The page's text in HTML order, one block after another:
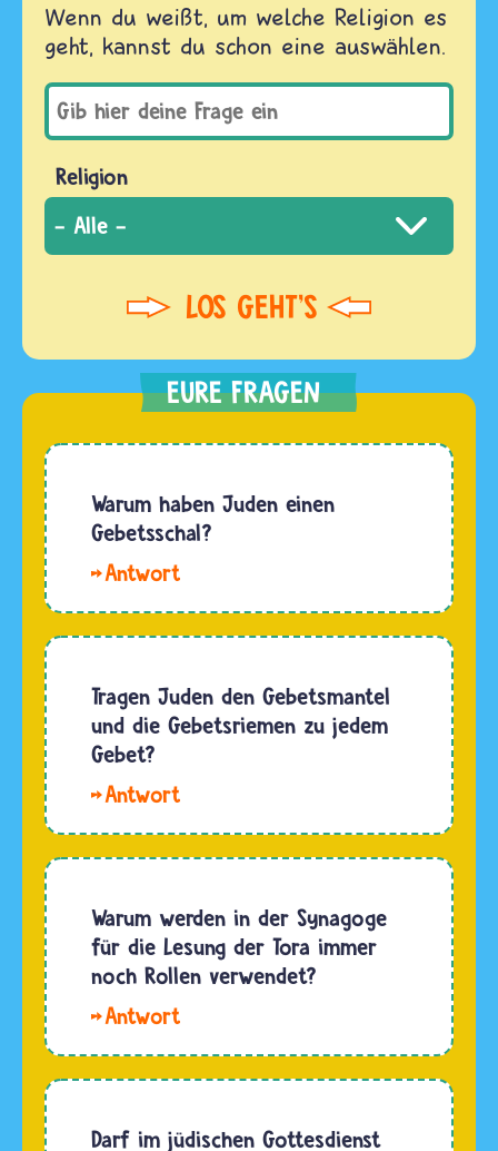
Wenn du weißt, um welche Religion es
geht, kannst du schon eine auswählen.
Religion
Warum haben Juden einen
Gebetsschal?
jüdische
heißt
Tallit. Ein
Tallit wird
religionsmündigen,
jüdischen
Erwachsenen …
Tragen Juden den Gebetsmantel
und die Gebetsriemen zu jedem
Gebet?
Gebetsriemen
Tefillin.
Sehr
viele
orthodoxe
Männer
legen sie
Wochentagen
Warum werden in der Synagoge
für die Lesung der Tora immer
noch Rollen verwendet?
Torarolle
Jüdinnen
Darf im jüdischen Gottesdienst